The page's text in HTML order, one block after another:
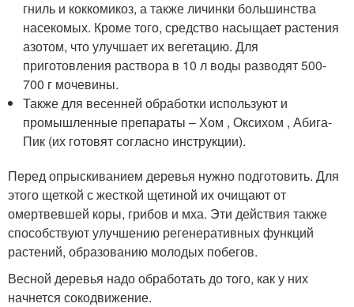
гниль и коккомикоз, а также личинки большинства
насекомых. Кроме того, средство насыщает растения
азотом, что улучшает их вегетацию. Для
приготовления раствора в 10 л воды разводят 500-
700 г мочевины.
Также для весенней обработки используют и
промышленные препараты – Хом , Оксихом , Абига-
Пик (их готовят согласно инструкции).
Перед опрыскиванием деревья нужно подготовить. Для
этого щеткой с жесткой щетиной их очищают от
омертвевшей коры, грибов и мха. Эти действия также
способствуют улучшению регенеративных функций
растений, образованию молодых побегов.
Весной деревья надо обработать до того, как у них
начнется сокодвижение.